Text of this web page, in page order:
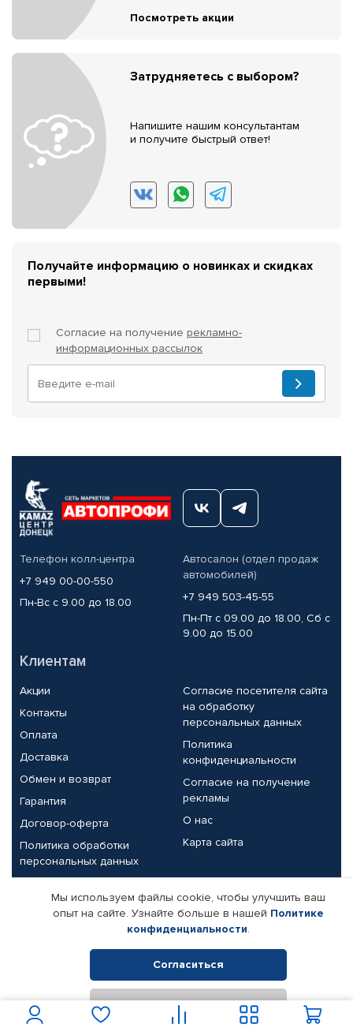
Посмотреть акции
Затрудняетесь с выбором?
Напишите нашим консультантам
и получите быстрый ответ!
Получайте информацию о новинках и скидках
первыми!
Согласие на получение рекламно-
информационных рассылок
Телефон колл-центра
+7 949 00-00-550
Пн-Вс с 9.00 до 18.00
Автосалон (отдел продаж
автомобилей)
+7 949 503-45-55
Пн-Пт с 09.00 до 18.00, Сб с
9.00 до 15.00
Клиентам
Акции
Контакты
Оплата
Доставка
Обмен и возврат
Гарантия
Договор-оферта
Политика обработки
персональных данных
Согласие посетителя сайта
на обработку
персональных данных
Политика
конфиденциальности
Согласие на получение
рекламы
О нас
Карта сайта
Партнерам
Корпоративным клиентам
Поставщикам
Реквизиты компании
© КАМАЗ ЦЕНТР ДОНЕЦК, 2015-2026. Все права защищены.
Интернет-магазин автомобильных товаров Автопрофи.
Мы используем файлы cookie, чтобы улучшить ваш
опыт на сайте. Узнайте больше в нашей Политике
конфиденциальности.
Согласиться
Отклонить